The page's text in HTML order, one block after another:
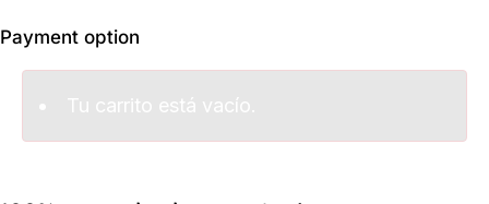
Payment option​
Tu carrito está vacío.